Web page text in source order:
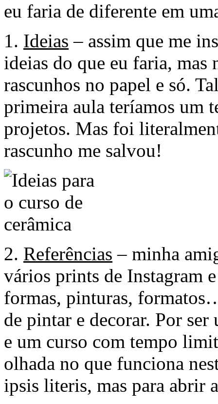
eu faria de diferente em
1. Ideias – assim que me
ideias do que eu faria,
rascunhos no papel e só.
primeira aula teríamos um
projetos. Mas foi
rascunho me salvou!
2. Referências – minha
vários prints de Instagram
formas, pinturas,
de pintar e decorar. Por
e um curso com tempo
olhada no que funciona
ipsis literis, mas para abrir